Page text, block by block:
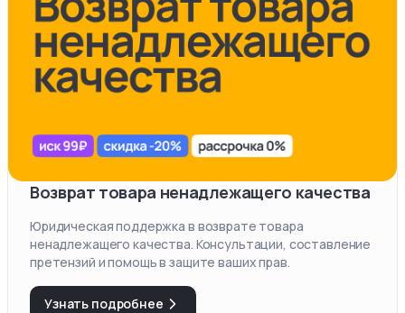
Возврат товара ненадлежащего качества
Юридическая поддержка в возврате товара
ненадлежащего качества. Консультации, составление
претензий и помощь в защите ваших прав.
Узнать подробнее